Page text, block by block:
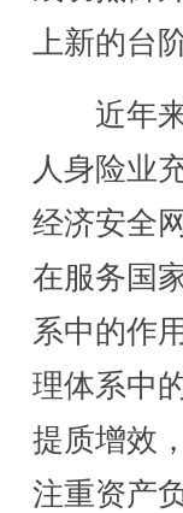
上新的台阶
近年来
人身险业
经济安全
在服务国
系中的作
理体系中
提质增效
注重资产